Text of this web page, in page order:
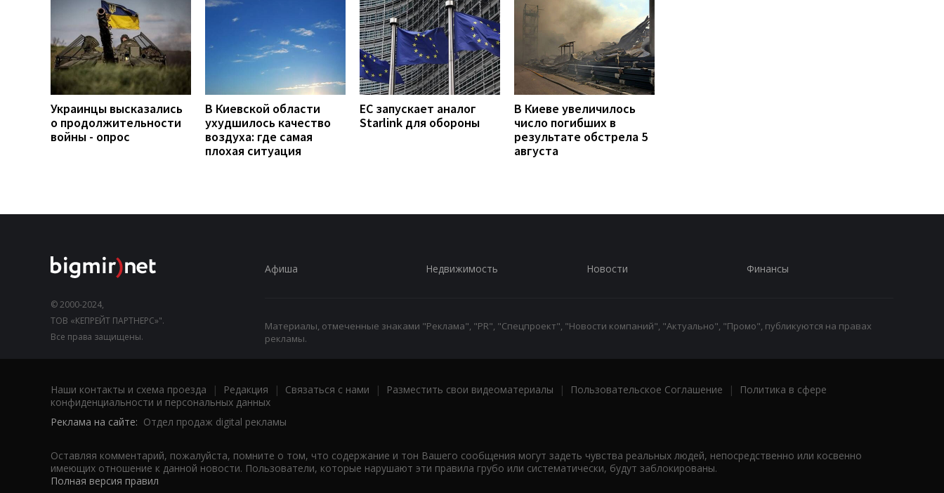
Украинцы высказались
о продолжительности
войны - опрос
В Киевской области
ухудшилось качество
воздуха: где самая
плохая ситуация
ЕС запускает аналог
Starlink для обороны
В Киеве увеличилось
число погибших в
результате обстрела 5
августа
© 2000-2024,
ТОВ «КЕПРЕЙТ ПАРТНЕРС»".
Все права защищены.
Афиша Недвижимость Новости Финансы
Материалы, отмеченные знаками "Реклама", "PR", "Спецпроект", "Новости компаний", "Актуально", "Промо", публикуются на правах
рекламы.
Наши контакты и схема проезда | Редакция | Связаться с нами | Разместить свои видеоматериалы | Пользовательское Соглашение |
Политика в сфере
конфиденциальности и персональных данных
Реклама на сайте: Отдел продаж digital рекламы
Оставляя комментарий, пожалуйста, помните о том, что содержание и тон Вашего сообщения могут задеть чувства реальных людей, непосредственно или косвенно
имеющих отношение к данной новости. Пользователи, которые нарушают эти правила грубо или систематически, будут заблокированы.
Полная версия правил